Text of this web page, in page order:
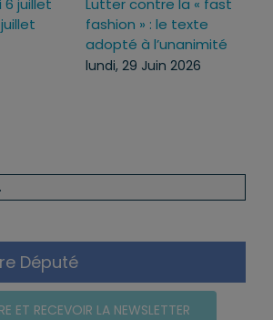
6 juillet
Lutter contre la « fast
fashion » : le texte
adopté à l’unanimité
lundi, 29 Juin 2026
Député
ET RECEVOIR LA NEWSLETTER